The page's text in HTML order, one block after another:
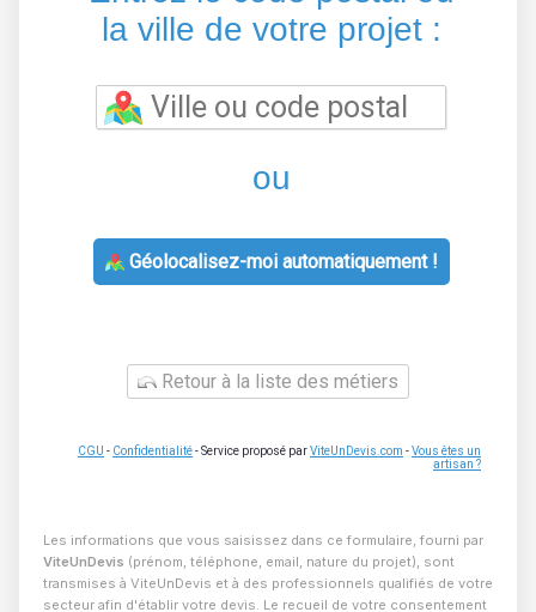
la ville de votre projet :
ou
Géolocalisez-moi automatiquement !
Retour à la liste des métiers
CGU - Confidentialité- Service proposé parViteUnDevis.com -Vous êtes un
artisan ?
Les informations que vous saisissez dans ce formulaire, fourni par
ViteUnDevis (prénom, téléphone, email, nature du projet), sont
transmises à ViteUnDevis et à des professionnels qualifiés de votre
secteur afin d'établir votre devis. Le recueil de votre consentement